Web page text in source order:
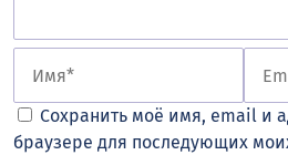
Сохранить моё имя, email и
браузере для последующих